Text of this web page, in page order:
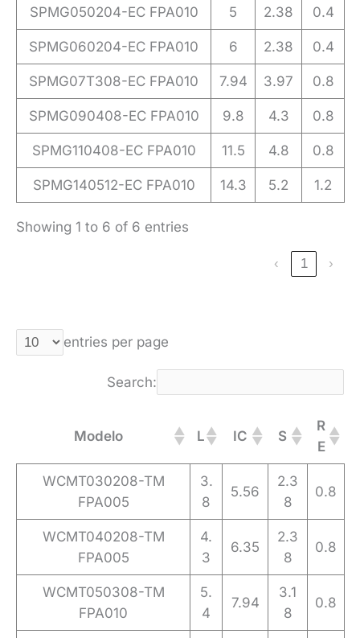
SPMG050204-EC FPA010 5 2.38 0.4
SPMG060204-EC FPA010 6 2.38 0.4
SPMG07T308-EC FPA010 7.94 3.97 0.8
SPMG090408-EC FPA010 9.8 4.3 0.8
SPMG110408-EC FPA010 11.5 4.8 0.8
SPMG140512-EC FPA010 14.3 5.2 1.2
Showing 1 to 6 of 6 entries
‹ 1 ›
entries per page
Search:
Modelo L IC S
R
E
WCMT030208-TM
FPA005
3.
8
5.56
2.3
8
0.8
WCMT040208-TM
FPA005
4.
3
6.35
2.3
8
0.8
WCMT050308-TM
FPA010
5.
4
7.94
3.1
8
0.8